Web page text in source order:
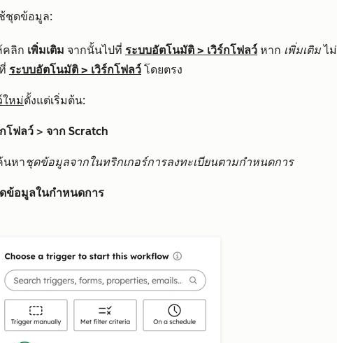
ช้ชุดข้อมูล:
คลิก เพิ่มเติม จากนั้นไปที่ ระบบอัตโนมัติ > เวิร์กโฟลว์ หาก เพิ่มเติมไม่
ระบบอัตโนมัติ > เวิร์กโฟลว์ โดยตรง
ใหม่ตั้งแต่เริ่มต้น:
โฟลว์ > จาก Scratch
นหาชุดข้อมูลจากในทริกเกอร์การลงทะเบียนตามกำหนดการ
ข้อมูลในกำหนดการ